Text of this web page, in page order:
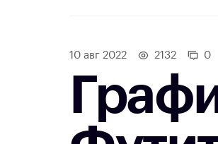
10 авг 2022 2132 0